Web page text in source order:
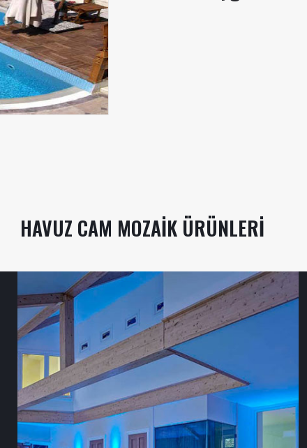
HAVUZ CAM MOZAIK ÜRÜNLERI